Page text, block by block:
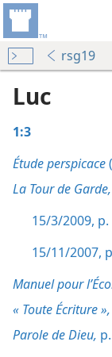
rsg19
Luc
1:3
Étude perspicace
La Tour de Garde,
15/3/2009, p.
15/11/2007,
Manuel pour
« Toute Écriture »,
Parole de Dieu,